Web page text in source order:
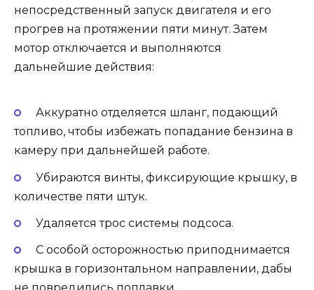
непосредственный запуск двигателя и его
прогрев на протяжении пяти минут. Затем
мотор отключается и выполняются
дальнейшие действия:
Аккуратно отделяется шланг, подающий
топливо, чтобы избежать попадание бензина в
камеру при дальнейшей работе.
Убираются винты, фиксирующие крышку, в
количестве пяти штук.
Удаляется трос системы подсоса.
С особой осторожностью приподнимается
крышка в горизонтальном направлении, дабы